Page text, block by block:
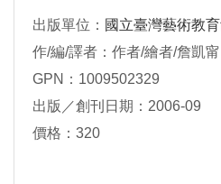
出版單位： 國立臺灣藝術教
作/編/譯者：作者/繪者/詹凱甯
GPN：1009502329
出版／創刊日期：2006-09
價格：320